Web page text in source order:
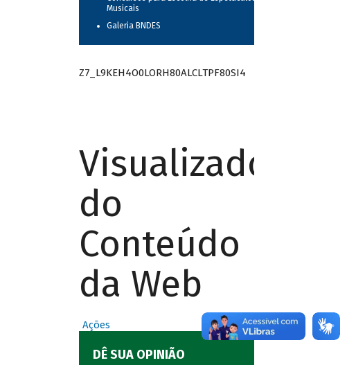
Musicais
Galeria BNDES
Z7_L9KEH4O0LORH80ALCLTPF80SI4
Visualizador
do
Conteúdo
da Web
Ações
DÊ SUA OPINIÃO